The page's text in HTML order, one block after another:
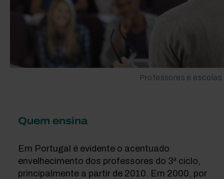
Professores e escolas
Quem ensina
Em Portugal é evidente o acentuado
envelhecimento dos professores do 3ª ciclo,
principalmente a partir de 2010. Em 2000, por